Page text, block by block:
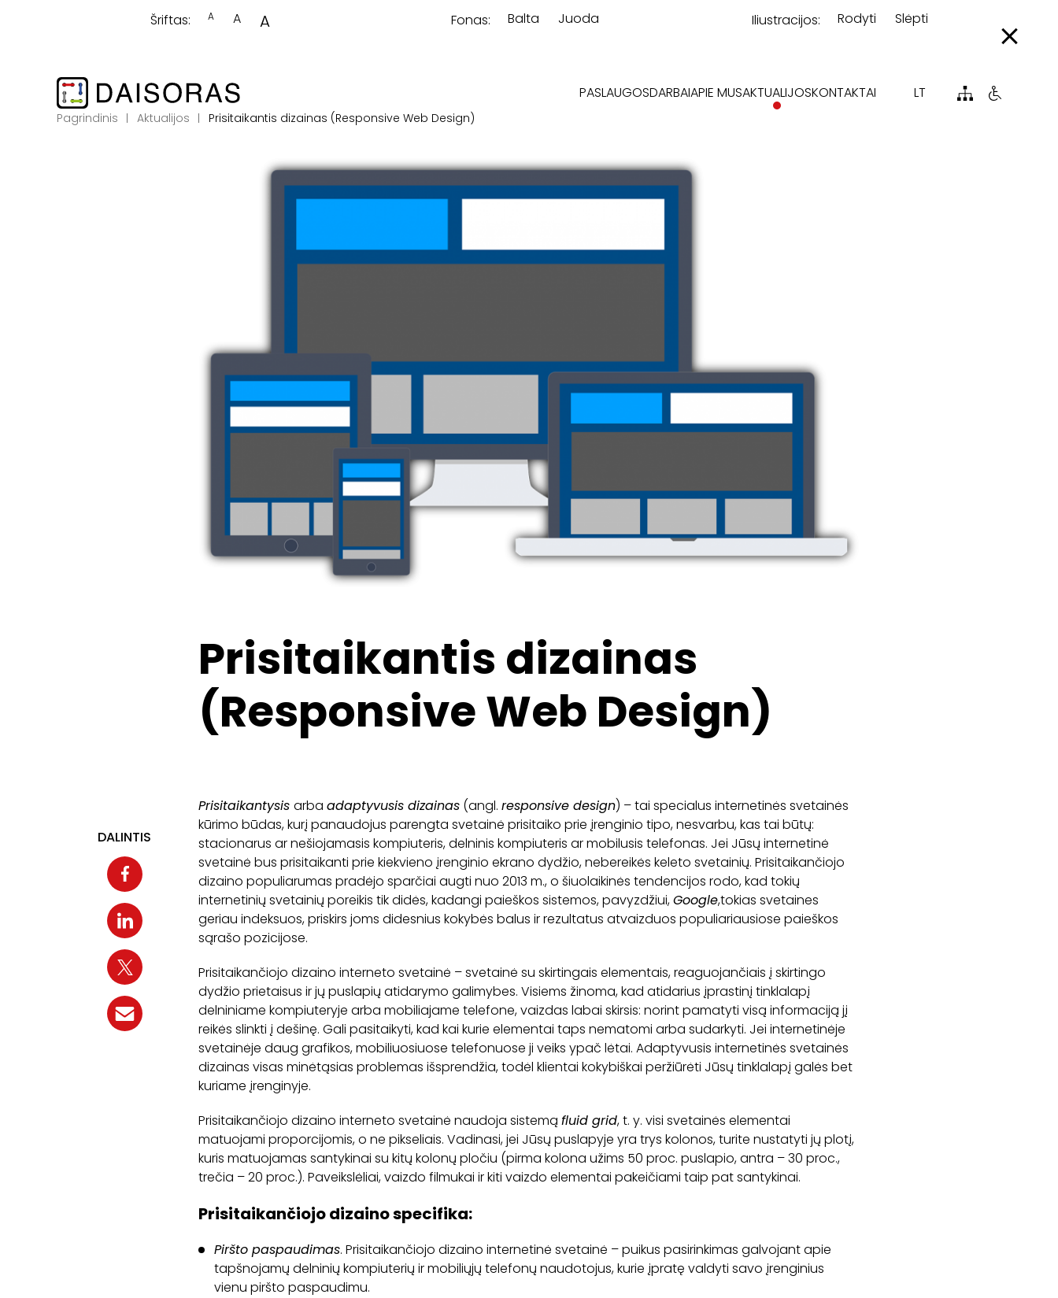
Šriftas: A A A Fonas: Balta Juoda Iliustracijos: Rodyti Slėpti
PASLAUGOSDARBAIAPIE MUSAKTUALIJOSKONTAKTAI LT
Pagrindinis Aktualijos Prisitaikantis dizainas (Responsive Web Design)
Prisitaikantis dizainas
(Responsive Web Design)
Prisitaikantysis arba adaptyvusis dizainas (angl. responsive design) – tai specialus internetinės svetainės
kūrimo būdas, kurį panaudojus parengta svetainė prisitaiko prie įrenginio tipo, nesvarbu, kas tai būtų:
stacionarus ar nešiojamasis kompiuteris, delninis kompiuteris ar mobilusis telefonas. Jei Jūsų internetinė
svetainė bus prisitaikanti prie kiekvieno įrenginio ekrano dydžio, nebereikės keleto svetainių. Prisitaikančiojo
dizaino populiarumas pradėjo sparčiai augti nuo 2013 m., o šiuolaikinės tendencijos rodo, kad tokių
internetinių svetainių poreikis tik didės, kadangi paieškos sistemos, pavyzdžiui,Google,tokias svetaines
geriau indeksuos, priskirs joms didesnius kokybės balus ir rezultatus atvaizduos populiariausiose paieškos
sąrašo pozicijose.
Prisitaikančiojo dizaino interneto svetainė – svetainė su skirtingais elementais, reaguojančiais į skirtingo
dydžio prietaisus ir jų puslapių atidarymo galimybes. Visiems žinoma, kad atidarius įprastinį tinklalapį
delniniame kompiuteryje arba mobiliajame telefone, vaizdas labai skirsis: norint pamatyti visą informaciją jį
reikės slinkti į dešinę. Gali pasitaikyti, kad kai kurie elementai taps nematomi arba sudarkyti. Jei internetinėje
svetainėje daug grafikos, mobiliuosiuose telefonuose ji veiks ypač lėtai. Adaptyvusis internetinės svetainės
dizainas visas minėtąsias problemas išsprendžia, todėl klientai kokybiškai peržiūrėti Jūsų tinklalapį galės bet
kuriame įrenginyje.
Prisitaikančiojo dizaino interneto svetainė naudoja sistemą fluid grid, t. y. visi svetainės elementai
matuojami proporcijomis, o ne pikseliais. Vadinasi, jei Jūsų puslapyje yra trys kolonos, turite nustatyti jų plotį,
kuris matuojamas santykinai su kitų kolonų pločiu (pirma kolona užims 50 proc. puslapio, antra – 30 proc.,
trečia – 20 proc.). Paveikslėliai, vaizdo filmukai ir kiti vaizdo elementai pakeičiami taip pat santykinai.
Prisitaikančiojo dizaino specifika:
Piršto paspaudimas. Prisitaikančiojo dizaino internetinė svetainė – puikus pasirinkimas galvojant apie
tapšnojamų delninių kompiuterių ir mobiliųjų telefonų naudotojus, kurie įpratę valdyti savo įrenginius
vienu piršto paspaudimu.
DALINTIS